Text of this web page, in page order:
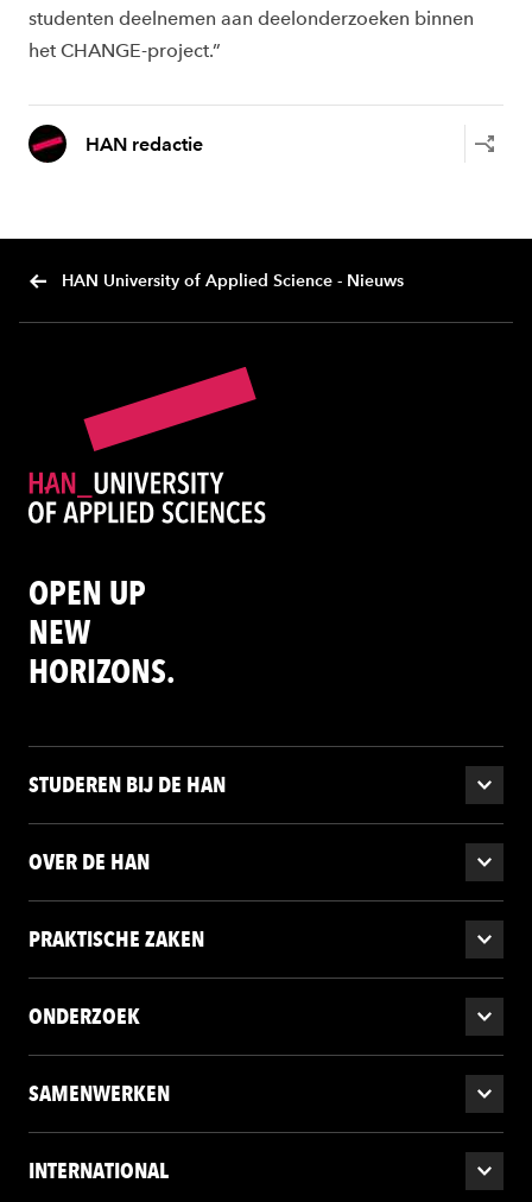
studenten deelnemen aan deelonderzoeken binnen
het CHANGE-project.”
HAN redactie
HAN University of Applied Science - Nieuws
OPEN UP
NEW
HORIZONS.
STUDEREN BIJ DE HAN
OVER DE HAN
PRAKTISCHE ZAKEN
ONDERZOEK
SAMENWERKEN
INTERNATIONAL